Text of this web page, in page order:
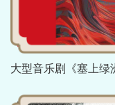
大型音乐剧《塞上绿